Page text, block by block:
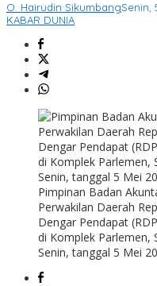
O. Hairudin SikumbangSenin,
KABAR DUNIA
Pimpinan Badan
Perwakilan Daerah
Dengar Pendapat
di Komplek Parlemen,
Senin, tanggal 5 Mei